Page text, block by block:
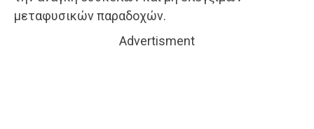
μεταφυσικών παραδοχών.
Advertisment